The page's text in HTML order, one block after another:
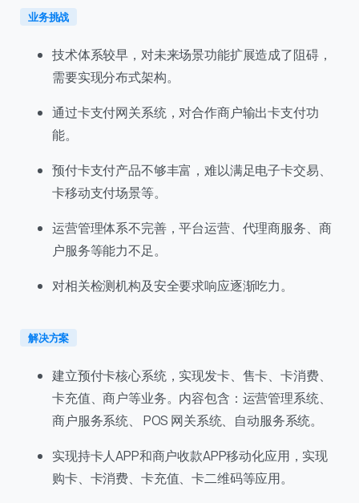
业务挑战
技术体系较早，对未来场景功能扩展造成了阻碍，
需要实现分布式架构。
通过卡支付网关系统，对合作商户输出卡支付功
能。
预付卡支付产品不够丰富，难以满足电子卡交易、
卡移动支付场景等。
运营管理体系不完善，平台运营、代理商服务、商
户服务等能力不足。
对相关检测机构及安全要求响应逐渐吃力。
解决方案
建立预付卡核心系统，实现发卡、售卡、卡消费、
卡充值、商户等业务。内容包含：运营管理系统、
商户服务系统、 POS 网关系统、自动服务系统。
实现持卡人APP和商户收款APP移动化应用，实现
购卡、卡消费、卡充值、卡二维码等应用。